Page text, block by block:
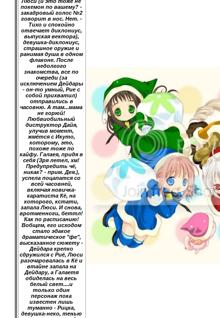
покемон по вашему? -
закадровый голос №2
говорит в нос. Нет. -
Тихо и спокойно
отвечает диклониус,
выпуская вектора),
девушка-диклониус,
страшное оружие и
ранимая душа в одном
флаконе. После
недолгого
знакомства, все по
очереди (за
исключением Дейдары
- он-то умный, Рие с
собой прихватил)
отправились в
часовню. А там...мама
не горюй!
Любвиобильный
диструктор Дайя,
улучив момент,
жмётся с Икуто,
которому, это,
похоже тоже по
кайфу. Галаея, придя в
себя (Зря летел, хм!
Предупредить чё,
никак? - прим. Дея.),
успела поцапатся со
всей часовней,
включая новичка-
каратиста Кё, на
которого, кстати,
запала Люси. И снова,
вротменноги, беттл!
Как по расписанию!
Вобщем, его исходом
стало эдакое
драматическое "фе",
высказанное сюжету -
Дейдара крепко
сдружился с Риё, Люси
разочаровалась в Кё и
втайне запала на
Дейдару, а Галаетя
обиделась на весь
белый свет....и
только один
персонаж пока
известен лишь
туманно - Рицка,
девушка-неко, тенью